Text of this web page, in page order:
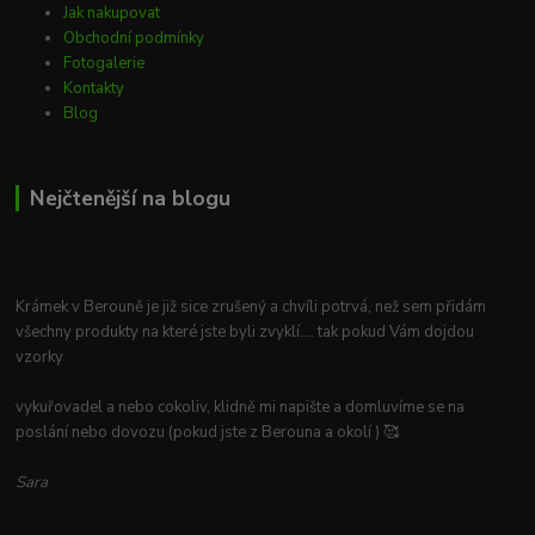
Jak nakupovat
Obchodní podmínky
Fotogalerie
Kontakty
Blog
Nejčtenější na blogu
Krámek v Berouně je již sice zrušený a chvíli potrvá, než sem přidám
všechny produkty na které jste byli zvyklí.... tak pokud Vám dojdou
vzorky
vykuřovadel a nebo cokoliv, klidně mi napište a domluvíme se na
poslání nebo dovozu (pokud jste z Berouna a okolí ) 🥰
Sara